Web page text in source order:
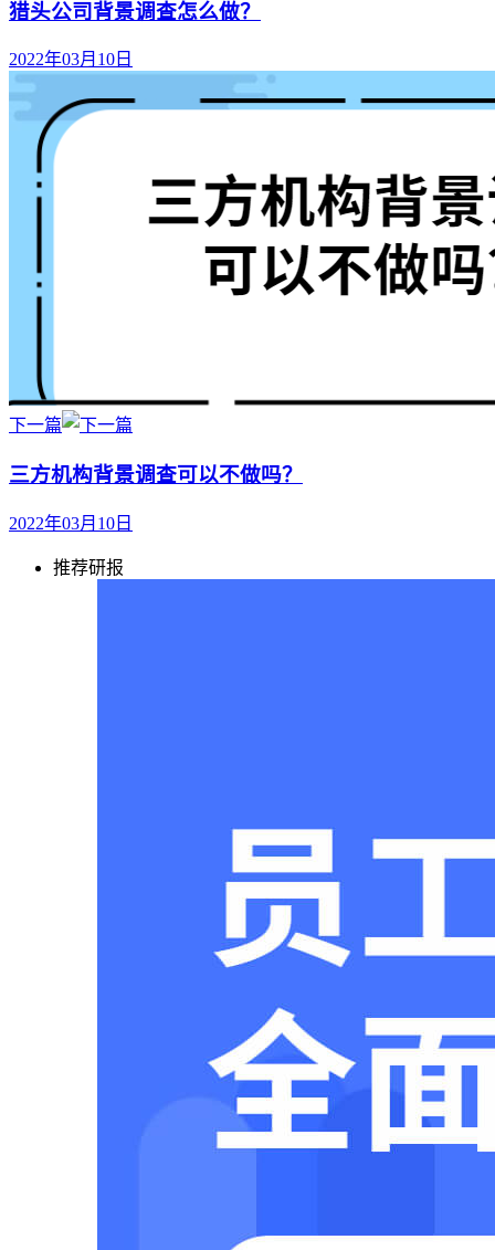
猎头公司背景调查怎么做？
2022年03月10日
下一篇
三方机构背景调查可以不做吗？
2022年03月10日
推荐研报